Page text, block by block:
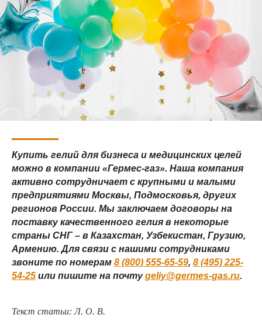
Купить гелий для бизнеса и медицинских целей
можно в компании «Гермес-газ». Наша компания
активно сотрудничает с крупными и малыми
предприятиями Москвы, Подмосковья, других
регионов России. Мы заключаем договоры на
поставку качественного гелия в некоторые
страны СНГ – в Казахстан, Узбекистан, Грузию,
Армению. Для связи с нашими сотрудниками
звоните по номерам 8 (800) 555-65-59, 8 (495) 225-
54-25 или пишите на почтуgeliy@germes-gas.ru.
Текст статьи: Л. О. В.